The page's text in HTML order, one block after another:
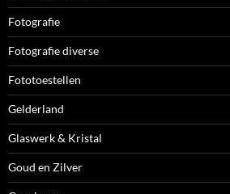
Fotografie
Fotografie diverse
Fototoestellen
Gelderland
Glaswerk & Kristal
Goud en Zilver